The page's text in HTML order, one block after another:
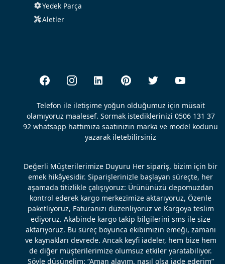
Yedek Parça
Aletler
Telefon ile iletişime yoğun olduğumuz için müsait
olamıyoruz maalesef. Sormak istediklerinizi 0506 131 37
92 whatsapp hattımıza saatinizin marka ve model kodunu
yazarak iletebilirsiniz
Değerli Müşterilerimize Duyuru Her sipariş, bizim için bir
emek hikâyesidir. Siparişlerinizle başlayan süreçte, her
aşamada titizlikle çalışıyoruz: Ürününüzü depomuzdan
kontrol ederek kargo merkezimize aktarıyoruz, Özenle
paketliyoruz, Faturanızı düzenliyoruz ve Kargoya teslim
ediyoruz. Akabinde kargo takip bilgilerini sms ile size
aktarıyoruz. Bu süreç boyunca ekibimizin emeği, zamanı
ve kaynakları devrede. Ancak keyfi iadeler, hem bize hem
de diğer müşterilerimize olumsuz etkiler yaratabiliyor.
Şöyle düşünelim: “Aman alayım, nasıl olsa iade ederim”